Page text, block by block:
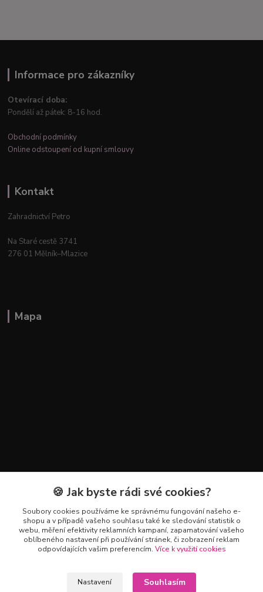
Informace pro zákazníky
Otevírací doba:
Pondělí až pátek: 8-16 hod.
Obchodní podmínky
Online odstoupení od kupní smlouvy
Kontakt
Zahradnictví Petro
Na Staré cestě 3741
276 01 Mělník–Mlazice
Mapa
Kontakty
+420 602 223 614
info@zahradnictvipetro.cz
🍪 Jak byste rádi své cookies?
Soubory cookies používáme ke správnému fungování našeho e-
shopu a v případě vašeho souhlasu také ke sledování statistik o
webu, měření efektivity reklamních kampaní, zapamatování vašeho
oblíbeného nastavení při používání stránek, či zobrazení reklam
odpovídajících vašim preferencím. Více k využití cookies
Nastavení Souhlasím